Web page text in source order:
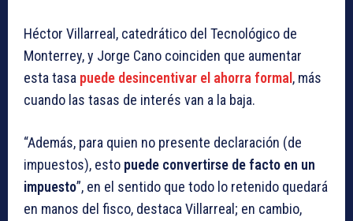
Héctor Villarreal, catedrático del Tecnológico de
Monterrey, y Jorge Cano coinciden que aumentar
esta tasa puede desincentivar el ahorra formal, más
cuando las tasas de interés van a la baja.
“Además, para quien no presente declaración (de
impuestos), esto puede convertirse de facto en un
impuesto”, en el sentido que todo lo retenido quedará
en manos del fisco, destaca Villarreal; en cambio,